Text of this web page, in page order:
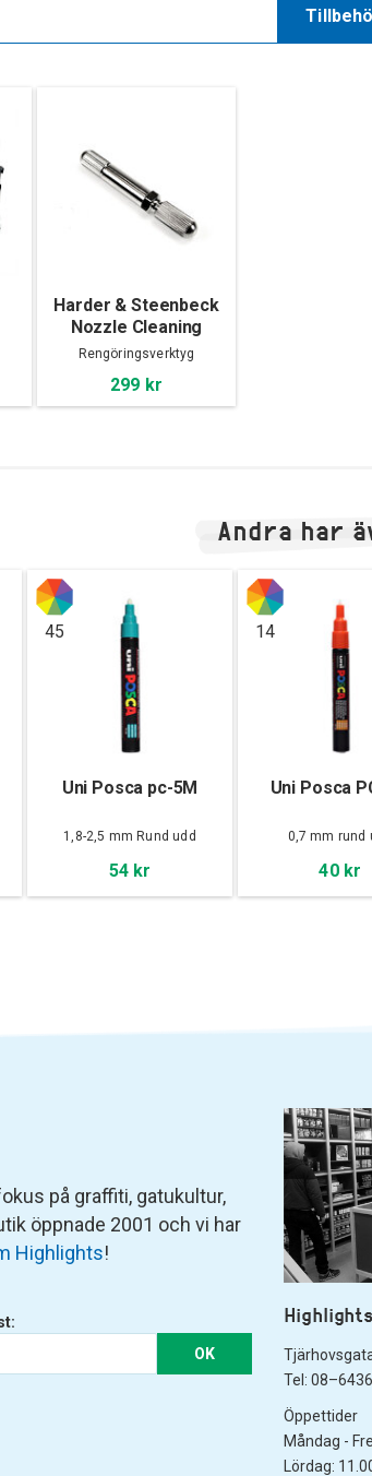
Harder & Steenbeck
Nozzle Cleaning
Needle
Rengöringsverktyg
299 kr
Andra har
45
Uni Posca pc-5M
1,8-2,5 mm Rund udd
54 kr
14
Uni Posca
0,7 mm rund
40 kr
på graffiti, gatukultur,
öppnade 2001 och vi har
Highlights!
OK
Tel:
Öppettider
Måndag -
Lördag: